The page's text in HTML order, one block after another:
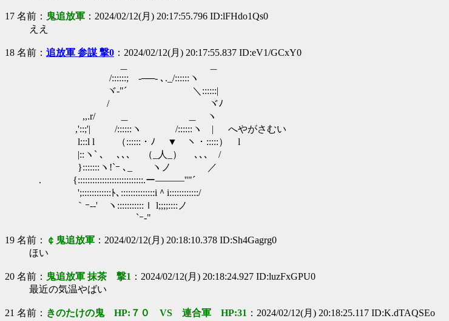
17 名前： 鬼追放軍 ：2024/02/12(月) 20:17:55.796 ID:lFHdo1Qs0
ええ
18 名前： 追放軍 参謀 撃0 ：2024/02/12(月) 20:17:55.837 ID:eV1/GCxY0
/::::::;ゝ-──- ､._/::::::ヽ
ヾ-"´ ＼::::::|
/ ヾﾉ
,,.r/ ＿ ＿ ヽ
,'::;'| /::::::ヽ /::::::ヽ | へやがさむい
l:::l l （::::::・ﾉ ▼ ヽ・:::::） l
|::ヽ` ､ ､､､ （_人_） ､､､ /
}:::::::ヽ!`ｰ ､_ ヽノ ／
. {:::::::::::::::::::::::::::.ー―――''"´
';::::::::::::ﾄ､::::::::::::::i＾i::::::::::::/
｀ｰ--' ヽ:::::::::::ｌ l;;;;::::ノ
`ｰ-"
19 名前： ￠鬼追放軍 ：2024/02/12(月) 20:18:10.378 ID:Sh4Gagrg0
ほい
20 名前： 鬼追放軍 抹茶 撃1 ：2024/02/12(月) 20:18:24.927 ID:luzFxGPU0
最近の気温やばい
21 名前： きのたけの鬼 HP:７０ VS 連合軍 HP:31 ：2024/02/12(月) 20:18:25.117 ID:K.dTAQSEo